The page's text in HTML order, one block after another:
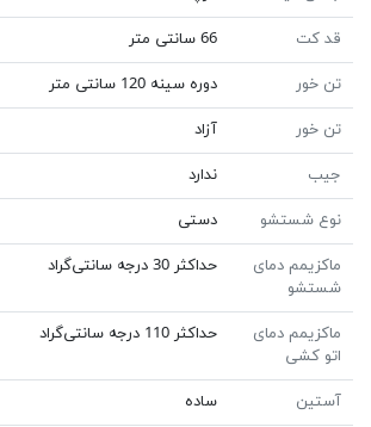
قد کت 66 سانتی متر
تن خور دوره سینه 120 سانتی متر
تن خور آزاد
جیب ندارد
نوع شستشو دستی
ماکزیمم دمای
شستشو
حداکثر 30 درجه سانتی‌گراد
ماکزیمم دمای
اتو کشی
حداکثر 110 درجه سانتی‌گراد
آستین ساده